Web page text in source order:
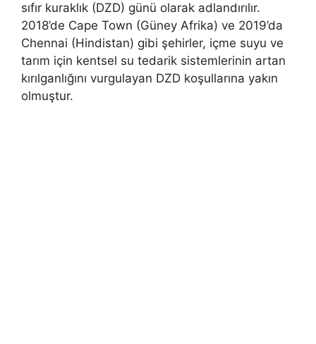
sıfır kuraklık (DZD) günü olarak adlandırılır.
2018’de Cape Town (Güney Afrika) ve 2019’da
Chennai (Hindistan) gibi şehirler, içme suyu ve
tarım için kentsel su tedarik sistemlerinin artan
kırılganlığını vurgulayan DZD koşullarına yakın
olmuştur.